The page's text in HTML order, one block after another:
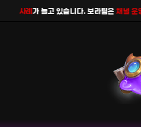
가 늘고 있습니다. 보라팀은채널 운영을